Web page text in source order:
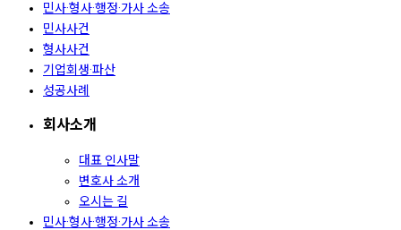
민사·형사·행정·가사 소송
민사사건
형사사건
기업회생·파산
성공사례
회사소개
대표 인사말
변호사 소개
오시는 길
민사·형사·행정·가사 소송